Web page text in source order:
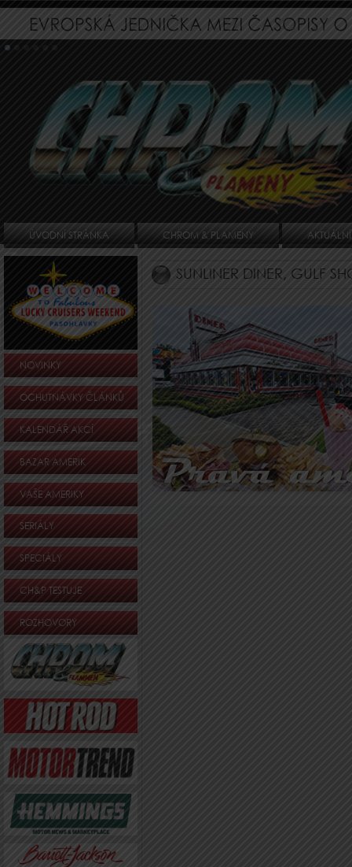
ÚVODNÍ STRÁNKA CHROM & PLAMENY
NOVINKY
OCHUTNÁVKY ČLÁNKŮ
KALENDÁŘ AKCÍ
BAZAR AMERIK
VAŠE AMERIKY
SERIÁLY
SPECIÁLY
CH&P TESTUJE
ROZHOVORY
SUNLINER DINER, GULF